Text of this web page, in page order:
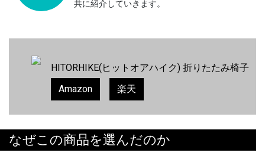
共に紹介していきます。
HITORHIKE(ヒットオアハイク) 折りたたみ椅子
Amazon
楽天
なぜこの商品を選んだのか